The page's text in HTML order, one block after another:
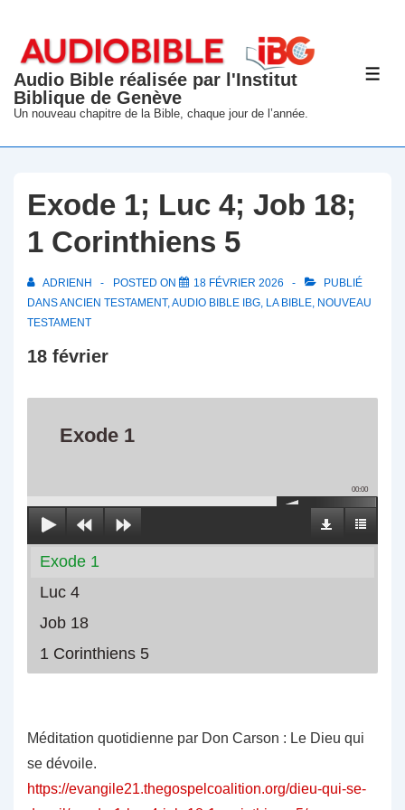
passer
contenu
principal
Audio Bible réalisée par l'Institut
Biblique de Genève
Un nouveau chapitre de la Bible, chaque jour de l’année.
Exode 1; Luc 4; Job 18;
1 Corinthiens 5
ADRIENH POSTED ON 18 FÉVRIER 2026
PUBLIÉ
DANSANCIEN TESTAMENT,AUDIO BIBLE IBG, LA BIBLE, NOUVEAU
TESTAMENT
18 février
Exode 1
00:00
Exode 1
Luc 4
Job 18
1 Corinthiens 5
Méditation quotidienne par Don Carson : Le Dieu qui
se dévoile.
https://evangile21.thegospelcoalition.org/dieu-qui-se-